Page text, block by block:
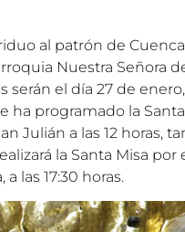
al patrón de
Nuestra Señora
serán el día 27 de enero,
ha programado la
Julián a las 12 horas,
la Santa Misa por
las 17:30 horas.